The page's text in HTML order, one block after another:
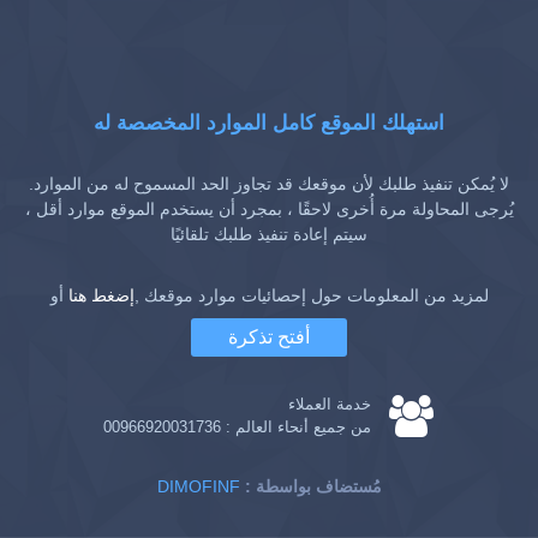
استهلك الموقع كامل الموارد المخصصة له
لا يُمكن تنفيذ طلبك لأن موقعك قد تجاوز الحد المسموح له من الموارد.
يُرجى المحاولة مرة أُخرى لاحقًا ، بمجرد أن يستخدم الموقع موارد أقل ،
سيتم إعادة تنفيذ طلبك تلقائيًا
لمزيد من المعلومات حول إحصائيات موارد موقعك ,إضغط هنا أو
أفتح تذكرة
خدمة العملاء
من جميع أنحاء العالم : 00966920031736
DIMOFINF : مُستضاف بواسطة